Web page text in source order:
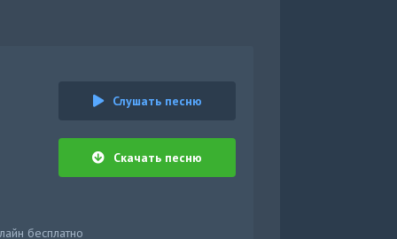
Слушать песню
Скачать песню
бесплатно